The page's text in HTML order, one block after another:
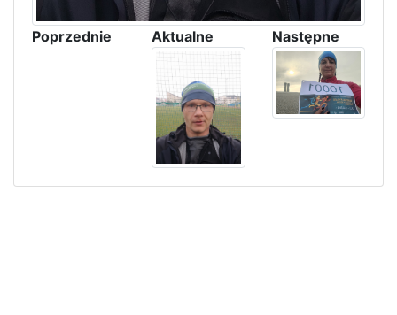
Poprzednie Aktualne Następne